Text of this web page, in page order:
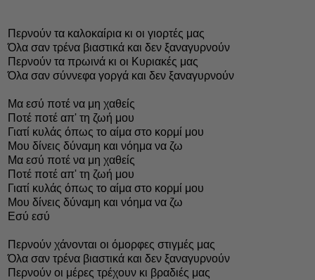
Περνούν τα καλοκαίρια κι οι γιορτές μας
Όλα σαν τρένα βιαστικά και δεν ξαναγυρνούν
Περνούν τα πρωινά κι οι Κυριακές μας
Όλα σαν σύννεφα γοργά και δεν ξαναγυρνούν
Μα εσύ ποτέ να μη χαθείς
Ποτέ ποτέ απ' τη ζωή μου
Γιατί κυλάς όπως το αίμα στο κορμί μου
Μου δίνεις δύναμη και νόημα να ζω
Μα εσύ ποτέ να μη χαθείς
Ποτέ ποτέ απ' τη ζωή μου
Γιατί κυλάς όπως το αίμα στο κορμί μου
Μου δίνεις δύναμη και νόημα να ζω
Εσύ εσύ
Περνούν χάνονται οι όμορφες στιγμές μας
Όλα σαν τρένα βιαστικά και δεν ξαναγυρνούν
Περνούν οι μέρες τρέχουν κι βραδιές μας